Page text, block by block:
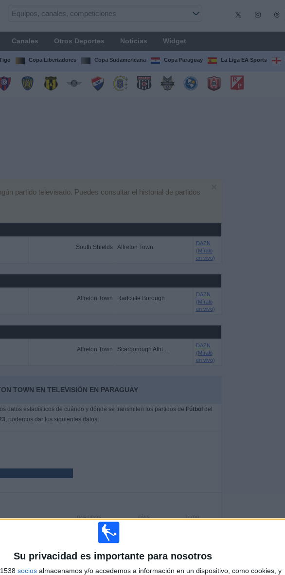
Su privacidad es importante para nosotros
socios almacenamos y/o accedemos a información en un dispositivo, como cookies, y
Canales Otros Deportes Noticias Widget
Copa Libertadores Copa Sudamericana Copa Paraguay La Liga EA Sports
partido televisado. Puedes consultar el historial de partidos
South Shields Alfreton Town
DAZN
(Míralo
en vivo)
Alfreton Town Radcliffe Borough
DAZN
(Míralo
en vivo)
Alfreton Town Scarborough Athletic
DAZN
(Míralo
en vivo)
TOWN EN TELEVISIÓN EN PARAGUAY
datos estadísticos de cuándo y dónde se transmiten los partidos de Fútbol del
, podemos dar los siguientes datos:
TOTAL
DÍAS
GRATUÍTO
PARTIDOS
DE PAGO